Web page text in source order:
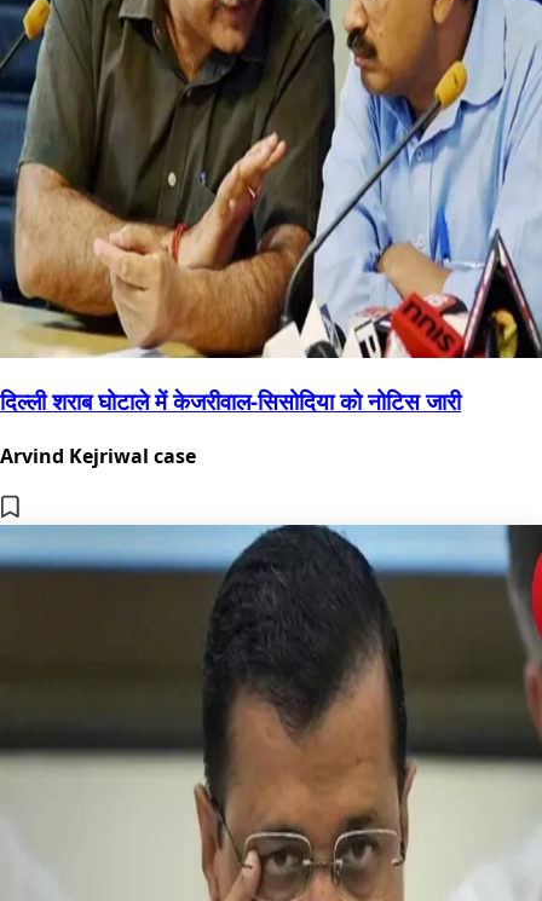
दिल्ली शराब घोटाले में केजरीवाल-सिसोदिया को नोटिस जारी
Arvind Kejriwal case